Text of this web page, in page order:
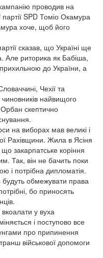
проводив на
SPD Томіо Окамура
хоче, щоб його
сказав, що Україні ще
Але риторика як Бабіша,
до України, а
Чехії та
найвищого
Орбан скептично
на виборах мав великі і
Рахівщини. Жила в Ясіня
закарпатське коріння
Так, він не бачить поки
і потрібна дипломатія.
обмежувати права
бо приносять
у вуха
і поступово все
про припинення
військової допомоги